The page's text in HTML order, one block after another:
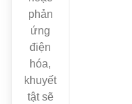
phản
ứng
điện
hóa,
khuyết
tật sẽ